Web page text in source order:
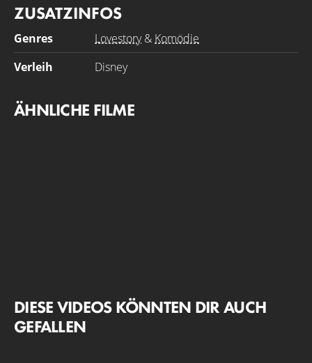
vereinbaren sie eine Schreibherausforderung über den
Sommer, bei der sie die literarischen Genres tauschen
und versprechen, dass es keine Romanze zwischen ihnen
geben wird.
ZUSATZINFOS
Genres Lovestory& Komödie
Verleih
Disney
ÄHNLICHE FILME
DIESE VIDEOS KÖNNTEN DIR AUCH
GEFALLEN